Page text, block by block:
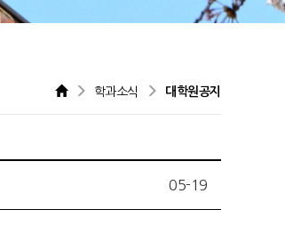
학과소식 대학원공지
05-19